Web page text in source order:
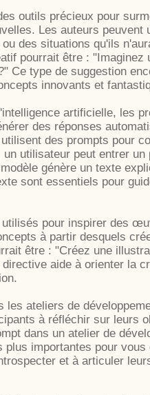
outils précieux pour
Les auteurs peuvent
des situations qu'ils
pourrait être : "Imaginez
Ce type de suggestion
innovants et
artificielle, les
des réponses
des prompts pour
utilisateur peut entrer
génère un texte
sont essentiels pour
pour inspirer des
à partir desquels
être : "Créez une
aide à orienter la
les ateliers de
à réfléchir sur leurs
dans un atelier de
importantes pour vous
et à articuler